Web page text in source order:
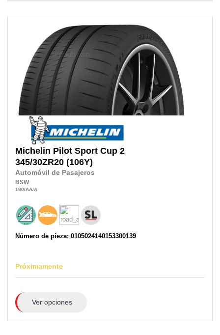
Michelin Pilot Sport Cup 2
345/30ZR20 (106Y)
Automóvil de Pasajeros
BSW
180/AA/A
Número de pieza: 0105024140153300139
Próximamente
Ver opciones